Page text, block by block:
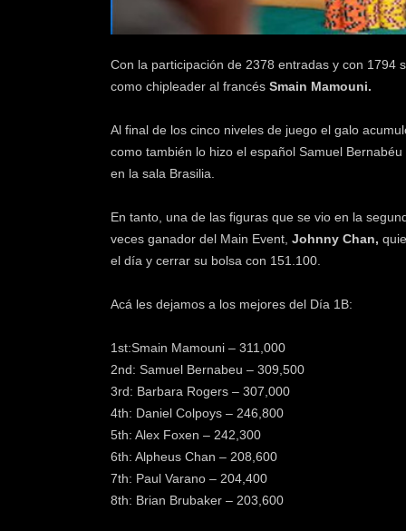
.
c
Con la participación de 2378 entradas y con 1794
como chipleader al francés Smain Mamouni.
Al final de los cinco niveles de juego el galo
como también lo hizo el español Samuel
en la sala Brasilia.
En tanto, una de las figuras que se vio en la
veces ganador del Main Event, Johnny Chan,
el día y cerrar su bolsa con 151.100.
Acá les dejamos a los mejores del Día 1B:
1st:Smain Mamouni – 311,000
2nd: Samuel Bernabeu – 309,500
3rd: Barbara Rogers – 307,000
4th: Daniel Colpoys – 246,800
5th: Alex Foxen – 242,300
6th: Alpheus Chan – 208,600
7th: Paul Varano – 204,400
8th: Brian Brubaker – 203,600